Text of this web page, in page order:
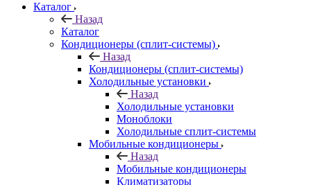
Каталог
Назад
Каталог
Кондиционеры (сплит-системы)
Назад
Кондиционеры (сплит-системы)
Холодильные установки
Назад
Холодильные установки
Моноблоки
Холодильные сплит-системы
Мобильные кондиционеры
Назад
Мобильные кондиционеры
Климатизаторы